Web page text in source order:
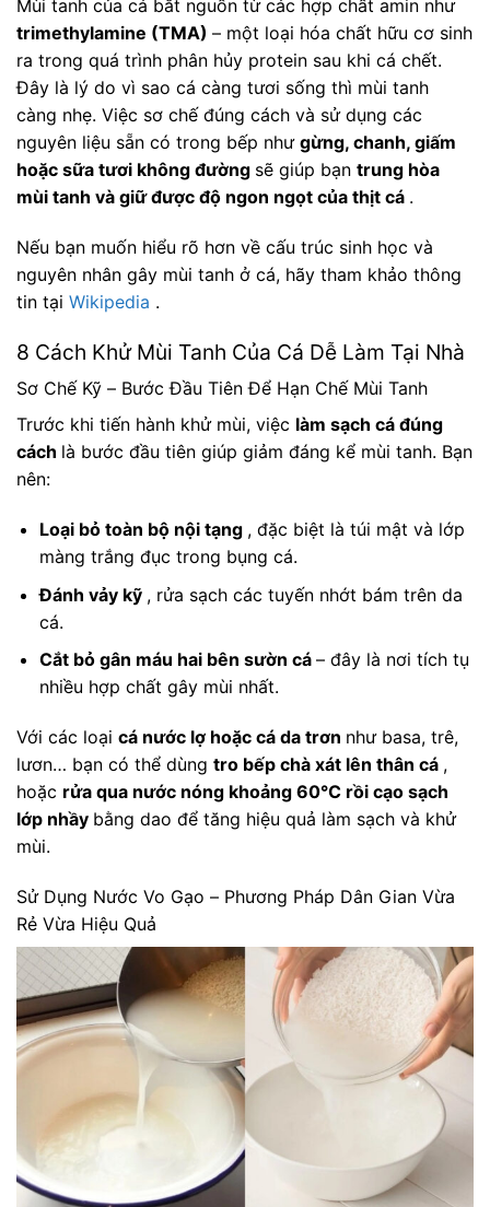
Mùi tanh của cá bắt nguồn từ các hợp chất amin như
trimethylamine (TMA) – một loại hóa chất hữu cơ sinh
ra trong quá trình phân hủy protein sau khi cá chết.
Đây là lý do vì sao cá càng tươi sống thì mùi tanh
càng nhẹ. Việc sơ chế đúng cách và sử dụng các
nguyên liệu sẵn có trong bếp như gừng, chanh, giấm
hoặc sữa tươi không đường sẽ giúp bạn trung hòa
mùi tanh và giữ được độ ngon ngọt của thịt cá .
Nếu bạn muốn hiểu rõ hơn về cấu trúc sinh học và
nguyên nhân gây mùi tanh ở cá, hãy tham khảo thông
tin tại Wikipedia .
8 Cách Khử Mùi Tanh Của Cá Dễ Làm Tại Nhà
Sơ Chế Kỹ – Bước Đầu Tiên Để Hạn Chế Mùi Tanh
Trước khi tiến hành khử mùi, việc làm sạch cá đúng
cách là bước đầu tiên giúp giảm đáng kể mùi tanh. Bạn
nên:
Loại bỏ toàn bộ nội tạng , đặc biệt là túi mật và lớp
màng trắng đục trong bụng cá.
Đánh vảy kỹ , rửa sạch các tuyến nhớt bám trên da
cá.
Cắt bỏ gân máu hai bên sườn cá – đây là nơi tích tụ
nhiều hợp chất gây mùi nhất.
Với các loại cá nước lợ hoặc cá da trơn như basa, trê,
lươn… bạn có thể dùng tro bếp chà xát lên thân cá ,
hoặc rửa qua nước nóng khoảng 60°C rồi cạo sạch
lớp nhầy bằng dao để tăng hiệu quả làm sạch và khử
mùi.
Sử Dụng Nước Vo Gạo – Phương Pháp Dân Gian Vừa
Rẻ Vừa Hiệu Quả